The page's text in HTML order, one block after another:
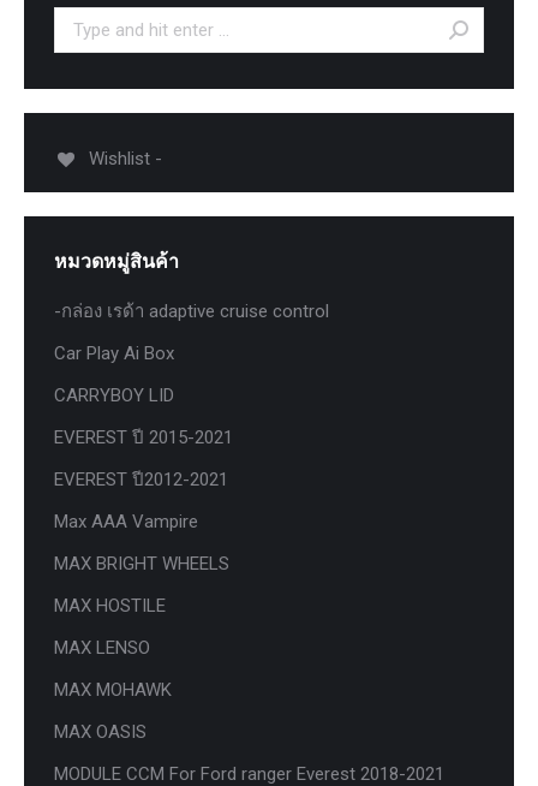
Search:
Wishlist -
หมวดหมู่สินค้า
-กล่อง เรด้า adaptive cruise control
Car Play Ai Box
CARRYBOY LID
EVEREST ปี 2015-2021
EVEREST ปี2012-2021
Max AAA Vampire
MAX BRIGHT WHEELS
MAX HOSTILE
MAX LENSO
MAX MOHAWK
MAX OASIS
MODULE CCM For Ford ranger Everest 2018-2021